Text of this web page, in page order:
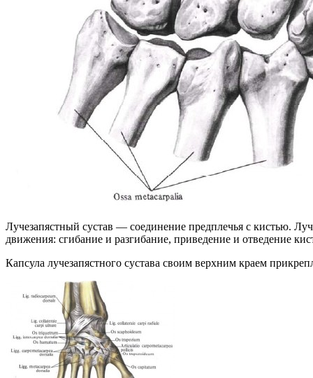
Лучезапястный сустав — соединение предплечья с кистью.
движения: сгибание и разгибание, приведение и отведение
Капсула лучезапястного сустава своим верхним краем